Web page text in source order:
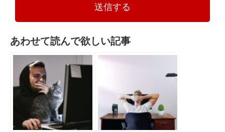
送信する
あわせて読んで欲しい記事